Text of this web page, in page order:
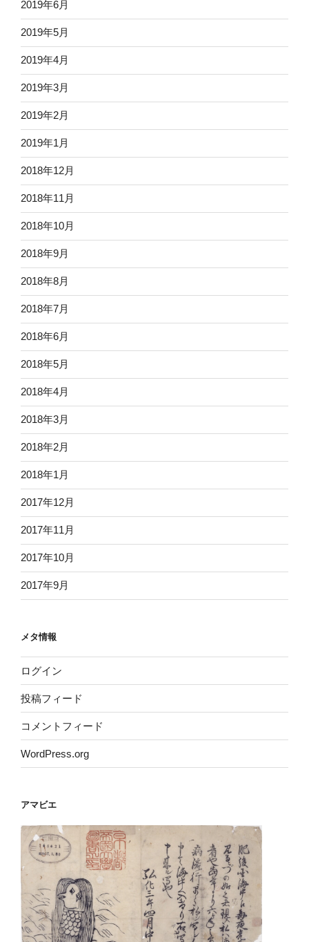
2019年6月
2019年5月
2019年4月
2019年3月
2019年2月
2019年1月
2018年12月
2018年11月
2018年10月
2018年9月
2018年8月
2018年7月
2018年6月
2018年5月
2018年4月
2018年3月
2018年2月
2018年1月
2017年12月
2017年11月
2017年10月
2017年9月
メタ情報
ログイン
投稿フィード
コメントフィード
WordPress.org
アマビエ